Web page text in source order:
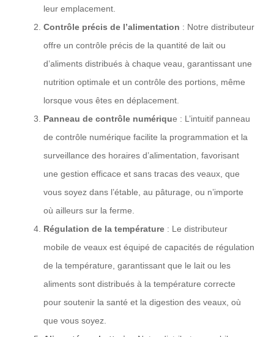
leur emplacement.
Contrôle précis de l’alimentation : Notre distributeur
offre un contrôle précis de la quantité de lait ou
d’aliments distribués à chaque veau, garantissant une
nutrition optimale et un contrôle des portions, même
lorsque vous êtes en déplacement.
Panneau de contrôle numérique : L’intuitif panneau
de contrôle numérique facilite la programmation et la
surveillance des horaires d’alimentation, favorisant
une gestion efficace et sans tracas des veaux, que
vous soyez dans l’étable, au pâturage, ou n’importe
où ailleurs sur la ferme.
Régulation de la température : Le distributeur
mobile de veaux est équipé de capacités de régulation
de la température, garantissant que le lait ou les
aliments sont distribués à la température correcte
pour soutenir la santé et la digestion des veaux, où
que vous soyez.